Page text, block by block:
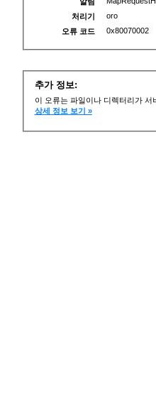
처리기
oro
오류 코드
0x80070002
추가 정보:
이 오류는 파일이나 디렉터리가
상세 정보 보기 »